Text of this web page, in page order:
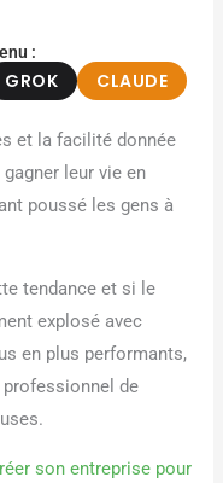
:
GROK CLAUDE
et la facilité donnée
leur vie en
poussé les gens à
tendance et si le
explosé avec
en plus performants,
de
son entreprise pour